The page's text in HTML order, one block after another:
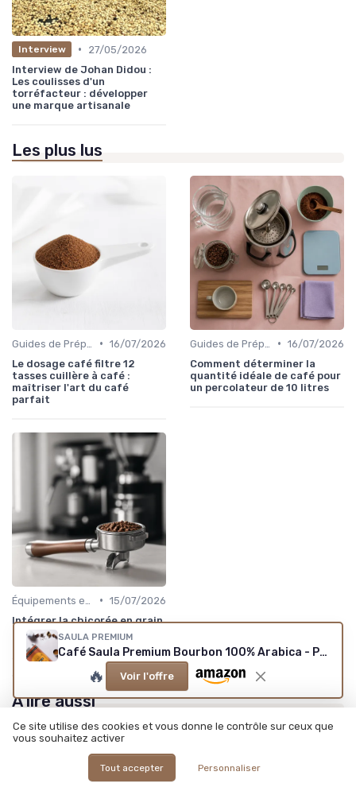
Interview •
27/05/2026
Interview de Johan Didou :
Les coulisses d'un
torréfacteur : développer
une marque artisanale
Les plus lus
• 16/07/2026
Le dosage café filtre 12
tasses cuillère à café :
maîtriser l'art du café
parfait
• 16/07/2026
Comment déterminer la
quantité idéale de café pour
un percolateur de 10 litres
• 15/07/2026
Intégrer la chicorée en grain
dans les machines à café
professionnelles : enjeux et
solutions
À lire aussi
SAULA PREMIUM
Café Saula Premium Bourbon 100% Arabica - Pack de 2x500g
🔥 Voir l'offre
Ce site utilise des cookies et vous donne le contrôle sur ceux que
vous souhaitez activer
Tout accepter Personnaliser